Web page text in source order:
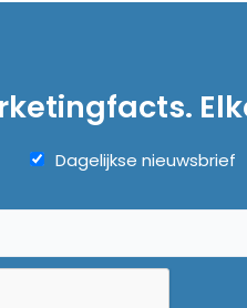
Dagelijkse nieuwsbrief